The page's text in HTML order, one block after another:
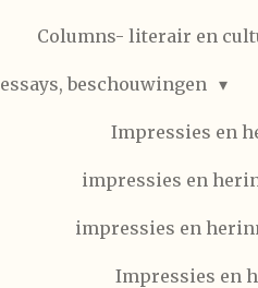
Columns- literair en
essays, beschouwingen
Impressies en
impressies en
impressies en
Impressies en